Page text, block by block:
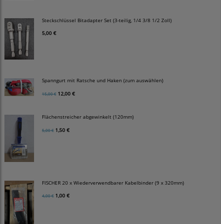
Steckschlüssel Bitadapter Set (3-teilig, 1/4 3/8 1/2 Zoll)
5,00 €
Spanngurt mit Ratsche und Haken (zum auswählen)
15,00 € 12,00 €
Flächenstreicher abgewinkelt (120mm)
5,00 € 1,50 €
FISCHER 20 x Wiederverwendbarer Kabelbinder (9 x 320mm)
4,00 € 1,00 €